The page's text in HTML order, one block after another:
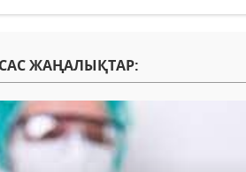
ЖАҢАЛЫҚТАР: